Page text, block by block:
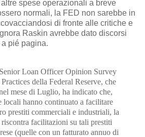
spese operazionali a breve
normali, la FED non sarebbe in
di fronte alle critiche e
Raskin avrebbe dato discorsi
pié pagina.
Loan Officer Opinion Survey
della Federal Reserve, che
mese di Luglio, ha indicato che,
locali hanno continuato a facilitare
prestiti commerciali e industriali, la
facilitazioni su tali prestiti
(quelle con un fatturato annuo di